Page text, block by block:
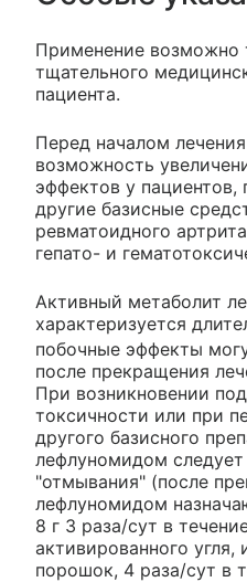
Применение возможно
тщательного
пациента.
Перед началом
возможность
эффектов у пациентов,
другие базисные
ревматоидного
гепато- и
Активный метаболит
характеризуется
побочные эффекты
после прекращения
При возникновении
токсичности или при
другого базисного
лефлуномидом
"отмывания" (после
лефлуномидом
8 г 3 раза/сут в
активированного угля,
порошок, 4 раза/сут в